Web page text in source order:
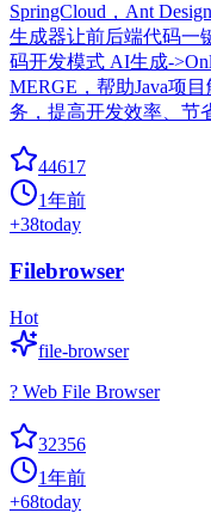
SpringCloud，Ant
生成器让前后端代码一
码开发模式 AI生成-
MERGE，帮助Java项
务，提高开发效率、节
44617
1年前
+38today
Filebrowser
Hot
file-browser
? Web File Browser
32356
1年前
+68today